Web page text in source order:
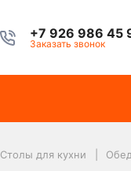
+7 926 986 45
Заказать звонок
Столы для кухни